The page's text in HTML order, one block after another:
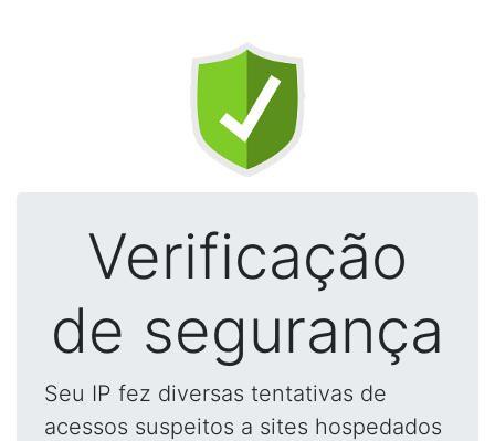
Verificação
de segurança
Seu IP fez diversas tentativas de
acessos suspeitos a sites hospedados